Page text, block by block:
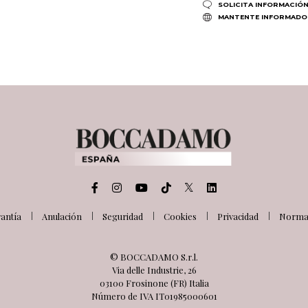
SOLICITA INFORMACIÓN
MANTENTE INFORMADO
Anulación Seguridad Cookies Privacidad
© BOCCADAMO S.r.l.
Via delle Industrie, 26
03100 Frosinone (FR) Italia
Número de IVA IT01985000601